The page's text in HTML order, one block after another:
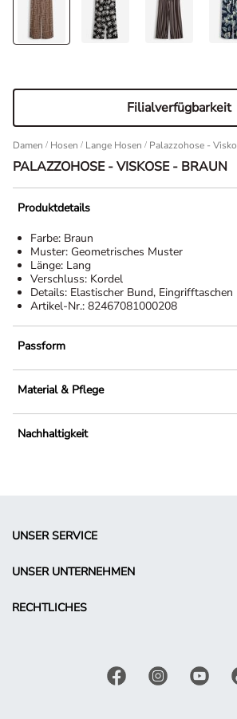
Filialverfügbarkeit
Damen / Hosen / Lange Hosen Palazzohose -
PALAZZOHOSE - VISKOSE - BRAUN
Produktdetails
Farbe: Braun
Muster: Geometrisches Muster
Länge: Lang
Verschluss: Kordel
Details: Elastischer Bund, Eingrifftaschen
Artikel-Nr.: 82467081000208
Passform
Material & Pflege
Nachhaltigkeit
UNSER SERVICE
UNSER UNTERNEHMEN
RECHTLICHES